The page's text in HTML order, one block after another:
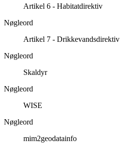
Artikel 6 - Habitatdirektiv
Nøgleord
Artikel 7 - Drikkevandsdirektiv
Nøgleord
Skaldyr
Nøgleord
WISE
Nøgleord
mim2geodatainfo